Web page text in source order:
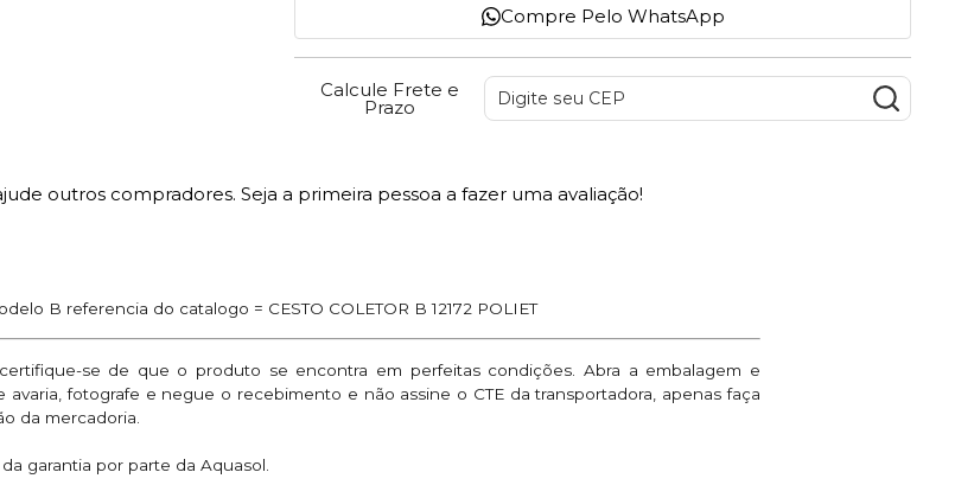
Compre Pelo WhatsApp
Calcule Frete e
Prazo
outros compradores. Seja a primeira pessoa a fazer uma avaliação!
B referencia do catalogo = CESTO COLETOR B 12172 POLIET
se de que o produto se encontra em perfeitas condições. Abra a embalagem e
fotografe e negue o recebimento e não assine o CTE da transportadora, apenas faça
da mercadoria.
garantia por parte da Aquasol.